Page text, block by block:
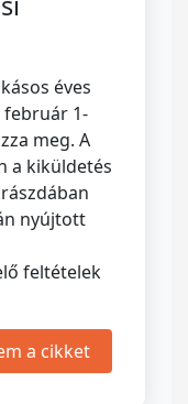
éves
február 1-
meg. A
a kiküldetés
nyújtott
feltételek
a cikket